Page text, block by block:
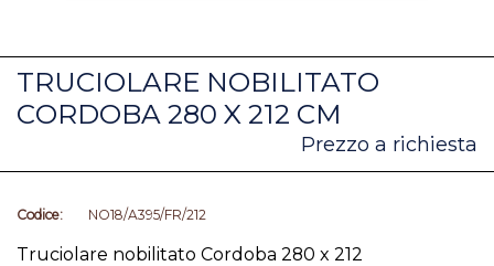
TRUCIOLARE NOBILITATO
CORDOBA 280 X 212 CM
Prezzo a richiesta
Codice: NO18/A395/FR/212
Truciolare nobilitato Cordoba 280 x 212